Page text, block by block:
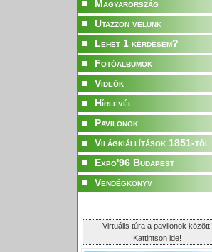
Magyarország
Utazzon velünk
Lehet 1 kérdésem?
Fotóalbumok
Videók
Hírlevél
Pavilonok
Világkiállítások 1851-től
Expo'96 Budapest
Vendégkönyv
Virtuális túra a pavilonok között!
Kattintson ide!